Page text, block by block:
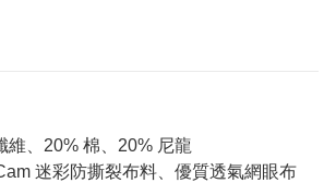
維、20% 棉、20% 尼龍
迷彩防撕裂布料、優質透氣網眼布